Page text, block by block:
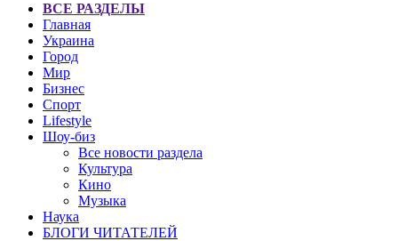
ВСЕ РАЗДЕЛЫ
Главная
Украина
Город
Мир
Бизнес
Спорт
Lifestyle
Шоу-биз
Все новости раздела
Культура
Кино
Музыка
Наука
БЛОГИ ЧИТАТЕЛЕЙ